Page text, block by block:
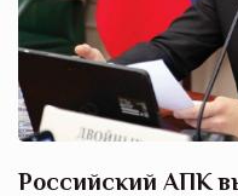
Российский АПК